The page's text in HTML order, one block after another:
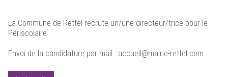
La Commune de Rettel recrute un/une directeur/trice pour le
Périscolaire
Envoi de la candidature par mail : accueil@mairie-rettel.com